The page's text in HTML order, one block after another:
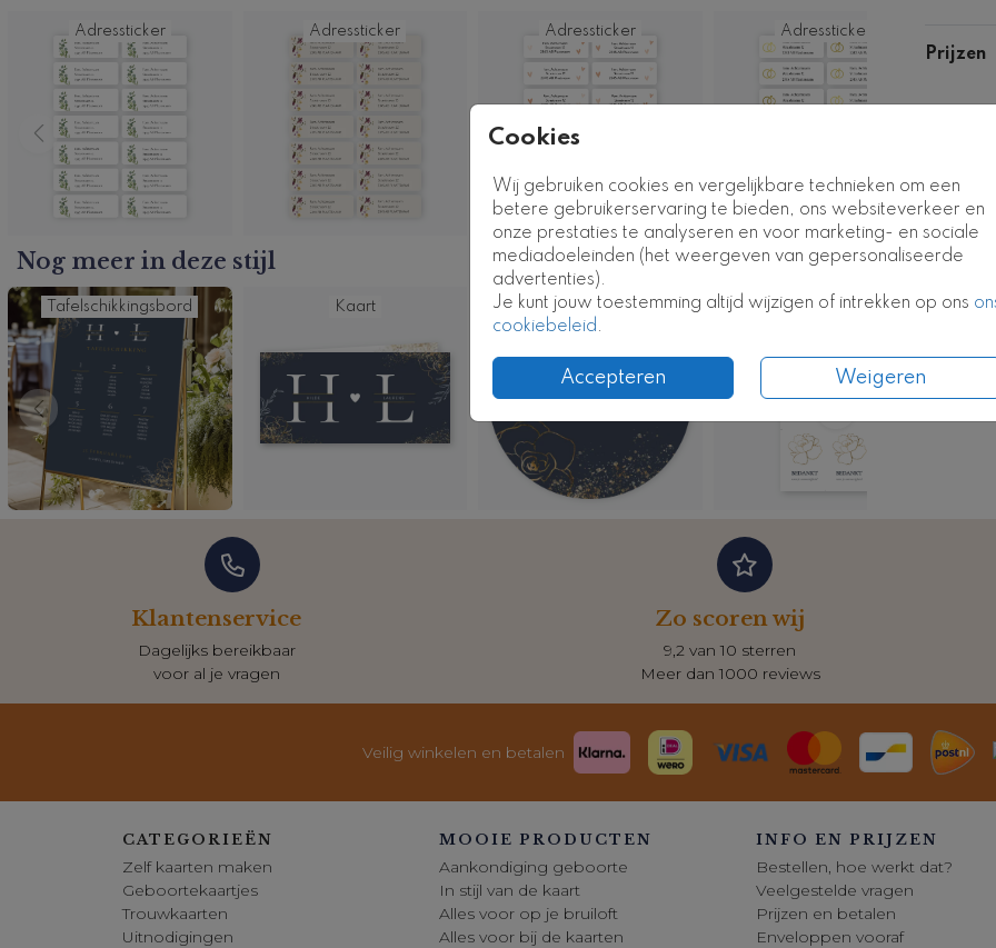
Cookies
Wij gebruiken cookies en vergelijkbare technieken om een
betere gebruikerservaring te bieden, ons websiteverkeer en
onze prestaties te analyseren en voor marketing- en sociale
mediadoeleinden (het weergeven van gepersonaliseerde
advertenties).
Je kunt jouw toestemming altijd wijzigen of intrekken op ons
cookiebeleid.
Accepteren Weigeren
Adressticker Adressticker Adressticker Adressticker
Nog meer in deze stijl
Tafelschikkingsbord Kaart Sluitsticker
Prijzen
Klantenservice
Dagelijks bereikbaar
voor al je vragen
Zo scoren wij
9,2 van 10 sterren
Meer dan 1000 reviews
Veilig winkelen en betalen
CATEGORIEËN
Zelf kaarten maken
Geboortekaartjes
Trouwkaarten
Uitnodigingen
MOOIE PRODUCTEN
Aankondiging geboorte
In stijl van de kaart
Alles voor op je bruiloft
Alles voor bij de kaarten
INFO EN PRIJZEN
Bestellen, hoe werkt dat?
Veelgestelde vragen
Prijzen en betalen
Enveloppen vooraf